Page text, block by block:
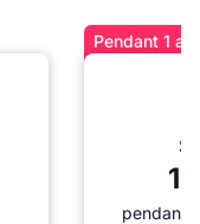
Pendant 1
pendant